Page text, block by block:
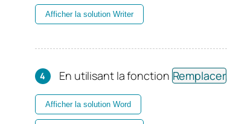
Afficher la solution Writer
En utilisant la fonction Remplacer
Afficher la solution Word